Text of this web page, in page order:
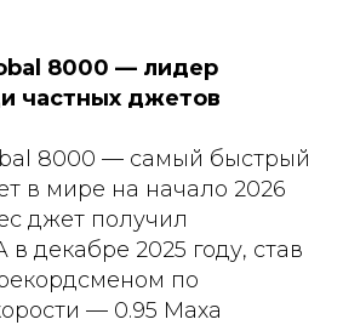
8000 — лидер
частных джетов
8000 — самый быстрый
в мире на начало 2026
джет получил
в декабре 2025 году, став
по
— 0.95 Маха